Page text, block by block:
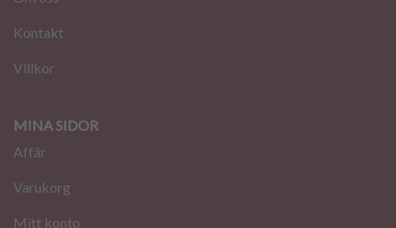
Kontakt
Villkor
MINA SIDOR
Affär
Varukorg
Mitt konto